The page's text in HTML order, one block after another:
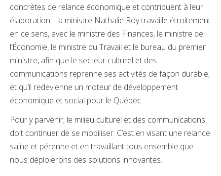
concrètes de relance économique et contribuent à leur
élaboration. La ministre Nathalie Roy travaille étroitement
en ce sens, avec le ministre des Finances, le ministre de
l’Économie, le ministre du Travail et le bureau du premier
ministre, afin que le secteur culturel et des
communications reprenne ses activités de façon durable,
et qu’il redevienne un moteur de développement
économique et social pour le Québec.
Pour y parvenir, le milieu culturel et des communications
doit continuer de se mobiliser. C’est en visant une relance
saine et pérenne et en travaillant tous ensemble que
nous déploierons des solutions innovantes.